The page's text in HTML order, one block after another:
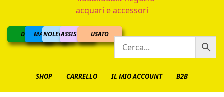
DOLCEMARINO
NOLEGGIOASSISTENZAUSATO
SHOP CARRELLO IL MIO ACCOUNT B2B